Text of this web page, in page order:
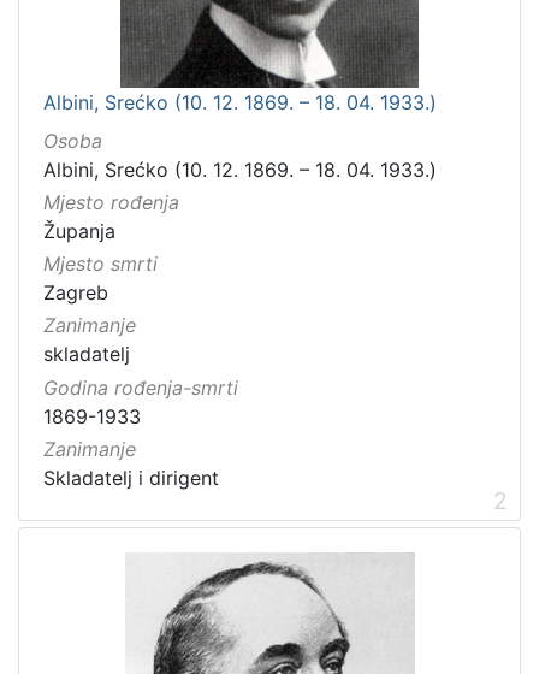
Albini, Srećko (10. 12. 1869. – 18. 04. 1933.)
Osoba
Albini, Srećko (10. 12. 1869. – 18. 04. 1933.)
Mjesto rođenja
Županja
Mjesto smrti
Zagreb
Zanimanje
skladatelj
Godina rođenja-smrti
1869-1933
Zanimanje
Skladatelj i dirigent
2